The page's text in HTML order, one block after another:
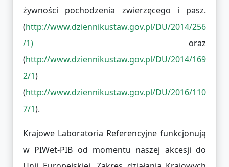
żywności pochodzenia zwierzęcego i pasz.
(http://www.dziennikustaw.gov.pl/DU/2014/256
/1) oraz
(http://www.dziennikustaw.gov.pl/DU/2014/169
2/1)
(http://www.dziennikustaw.gov.pl/DU/2016/110
7/1).
Krajowe Laboratoria Referencyjne funkcjonują
w PIWet-PIB od momentu naszej akcesji do